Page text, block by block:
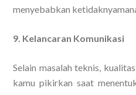
menyebabkan
9. Kelancaran Komunikasi
Selain masalah teknis,
kamu pikirkan saat